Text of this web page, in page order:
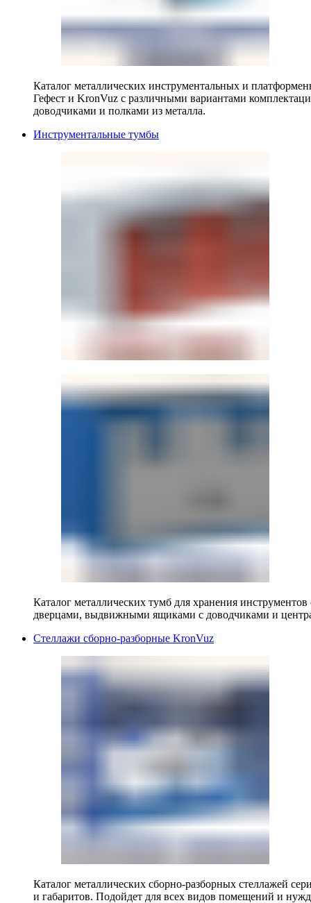
Каталог металлических инструментальных и
Гефест и KronVuz с различными вариантами
доводчиками и полками из металла.
Инструментальные тумбы
Каталог металлических тумб для хранения
дверцами, выдвижными ящиками с доводчиками и
Стеллажи сборно-разборные KronVuz
Каталог металлических сборно-разборных стеллажей
и габаритов. Подойдет для всех видов помещений и